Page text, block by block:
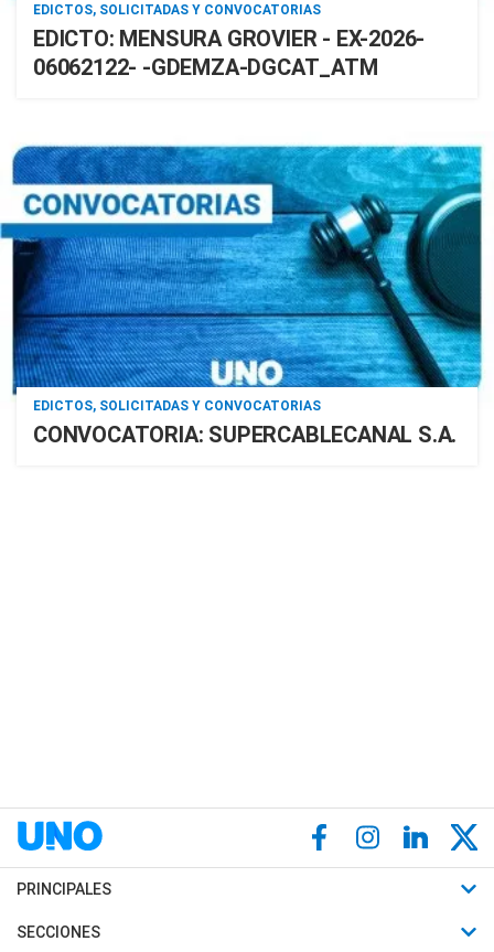
EDICTOS, SOLICITADAS Y CONVOCATORIAS
EDICTO: MENSURA GROVIER - EX-2026-
06062122- -GDEMZA-DGCAT_ATM
EDICTOS, SOLICITADAS Y CONVOCATORIAS
CONVOCATORIA: SUPERCABLECANAL S.A.
PRINCIPALES
Últimas Noticias
SECCIONES